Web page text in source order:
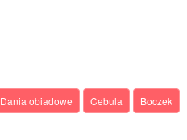
Dania obiadowe Cebula Boczek